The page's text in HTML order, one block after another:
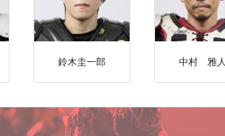
鈴木圭一郎 中村 雅人